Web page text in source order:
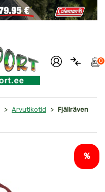
0
> Arvutikotid > Fjällräven
%